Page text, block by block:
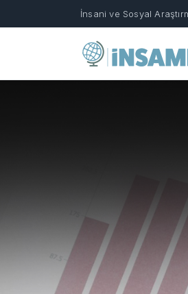
İnsani ve Sosyal